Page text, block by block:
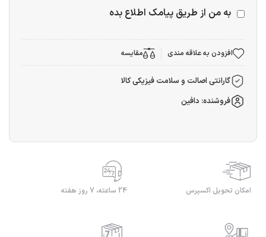
به من از طریق پیامک اطلاع بده
افزودن به علاقه مندی مقایسه
گارانتی اصالت و سلامت فیزیکی کالا
فروشنده: دافین
امکان تحویل اکسپرس 24 ساعته، 7 روز هفته